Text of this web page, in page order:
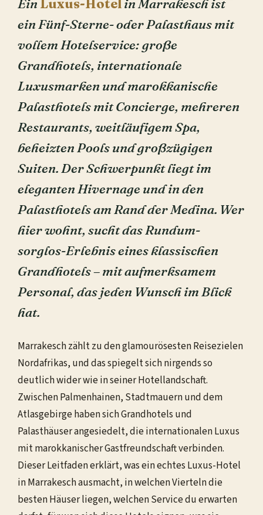
ein Fünf-Sterne- oder Palasthaus mit
vollem Hotelservice: große
Grandhotels, internationale
Luxusmarken und marokkanische
Palasthotels mit Concierge, mehreren
Restaurants, weitläufigem Spa,
beheizten Pools und großzügigen
Suiten. Der Schwerpunkt liegt im
eleganten Hivernage und in den
Palasthotels am Rand der Medina. Wer
hier wohnt, sucht das Rundum-
sorglos-Erlebnis eines klassischen
Grandhotels – mit aufmerksamem
Personal, das jeden Wunsch im Blick
hat.
Marrakesch zählt zu den glamourösesten Reisezielen
Nordafrikas, und das spiegelt sich nirgends so
deutlich wider wie in seiner Hotellandschaft.
Zwischen Palmenhainen, Stadtmauern und dem
Atlasgebirge haben sich Grandhotels und
Palasthäuser angesiedelt, die internationalen Luxus
mit marokkanischer Gastfreundschaft verbinden.
Dieser Leitfaden erklärt, was ein echtes Luxus-Hotel
in Marrakesch ausmacht, in welchen Vierteln die
besten Häuser liegen, welchen Service du erwarten